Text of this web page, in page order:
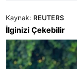
Kaynak: REUTERS